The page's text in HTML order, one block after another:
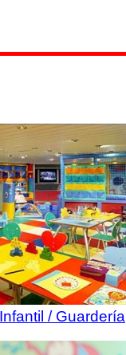
/ Guardería